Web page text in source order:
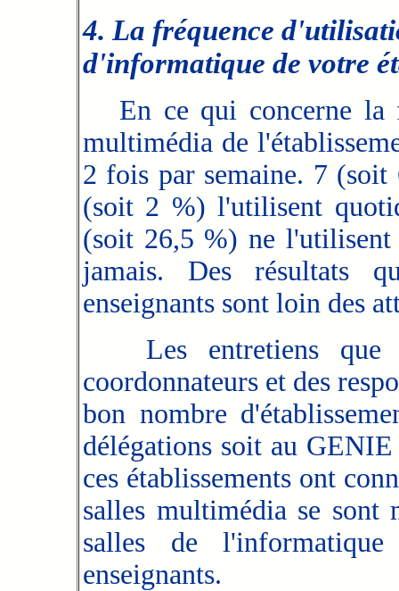
4. La fréquence
d'informatique de votre
En ce qui concerne la
multimédia de
2 fois par semaine. 7
(soit 2 %) l'utilisent
(soit 26,5 %) ne
jamais. Des résultats
enseignants sont loin des
Les entretiens que
coordonnateurs et des
bon nombre
délégations soit au
ces établissements ont
salles multimédia se sont
salles de
enseignants.